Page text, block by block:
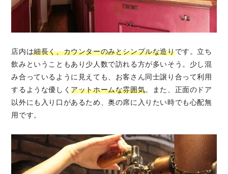
店内は細長く、カウンターのみとシンプルな造りです。立ち
飲みということもあり少人数で訪れる方が多いそう。少し混
み合っているように見えても、お客さん同士譲り合って利用
するような優しくアットホームな雰囲気。また、正面のドア
以外にも入り口があるため、奥の席に入りたい時でも心配無
用です。